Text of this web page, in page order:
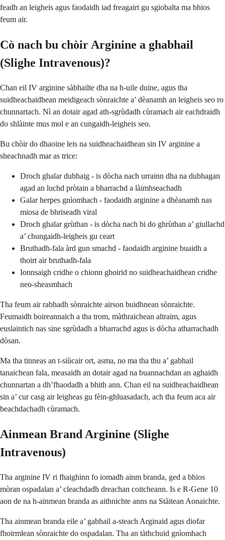
feadh an leigheis agus faodaidh iad freagairt gu sgiobalta ma bhios
feum air.
Cò nach bu chòir Arginine a ghabhail
(Slighe Intravenous)?
Chan eil IV arginine sàbhailte dha na h-uile duine, agus tha
suidheachaidhean meidigeach sònraichte a’ dèanamh an leigheis seo ro
chunnartach. Nì an dotair agad ath-sgrùdadh cùramach air eachdraidh
do shlàinte mus mol e an cungaidh-leigheis seo.
Bu chòir do dhaoine leis na suidheachaidhean sin IV arginine a
sheachnadh mar as trice:
Droch ghalar dubhaig - is dòcha nach urrainn dha na dubhagan
agad an luchd pròtain a bharrachd a làimhseachadh
Galar herpes gnìomhach - faodaidh arginine a dhèanamh nas
miosa de bhriseadh viral
Droch ghalar grùthan - is dòcha nach bi do ghrùthan a’ giullachd
a’ chungaidh-leigheis gu ceart
Bruthadh-fala àrd gun smachd - faodaidh arginine buaidh a
thoirt air bruthadh-fala
Ionnsaigh cridhe o chionn ghoirid no suidheachaidhean cridhe
neo-sheasmhach
Tha feum air rabhadh sònraichte airson buidhnean sònraichte.
Feumaidh boireannaich a tha trom, màthraichean altraim, agus
euslaintich nas sine sgrùdadh a bharrachd agus is dòcha atharrachadh
dòsan.
Ma tha tinneas an t-siùcair ort, asma, no ma tha thu a’ gabhail
tanaichean fala, measaidh an dotair agad na buannachdan an aghaidh
chunnartan a dh’fhaodadh a bhith ann. Chan eil na suidheachaidhean
sin a’ cur casg air leigheas gu fèin-ghluasadach, ach tha feum aca air
beachdachadh cùramach.
Ainmean Brand Arginine (Slighe
Intravenous)
Tha arginine IV ri fhaighinn fo iomadh ainm branda, ged a bhios
mòran ospadalan a’ cleachdadh dreachan coitcheann. Is e R-Gene 10
aon de na h-ainmean branda as aithnichte anns na Stàitean Aonaichte.
Tha ainmean branda eile a’ gabhail a-steach Arginaid agus diofar
fhoirmlean sònraichte do ospadalan. Tha an tàthchuid gnìomhach